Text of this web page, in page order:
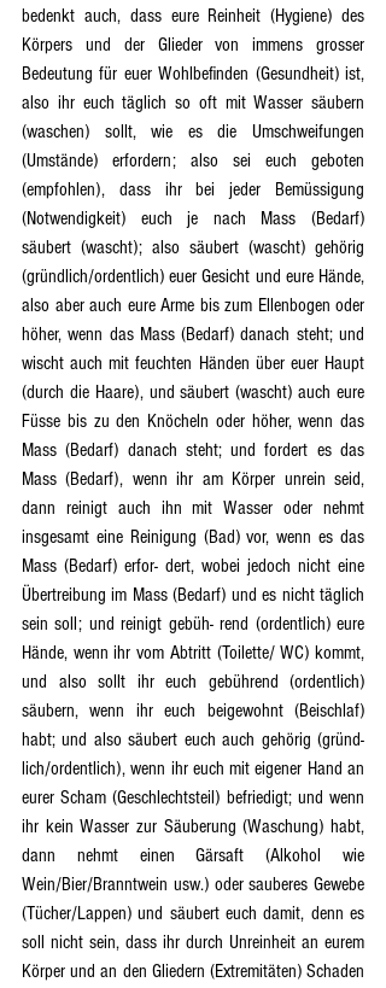
bedenkt auch, dass eure Reinheit (Hygiene) des
Körpers und der Glieder von immens grosser
Bedeutung für euer Wohlbefinden (Gesundheit) ist,
also ihr euch täglich so oft mit Wasser säubern
(waschen) sollt, wie es die Umschweifungen
(Umstände) erfordern; also sei euch geboten
(empfohlen), dass ihr bei jeder Bemüssigung
(Notwendigkeit) euch je nach Mass (Bedarf)
säubert (wascht); also säubert (wascht) gehörig
(gründlich/ordentlich) euer Gesicht und eure Hände,
also aber auch eure Arme bis zum Ellenbogen oder
höher, wenn das Mass (Bedarf) danach steht; und
wischt auch mit feuchten Händen über euer Haupt
(durch die Haare), und säubert (wascht) auch eure
Füsse bis zu den Knöcheln oder höher, wenn das
Mass (Bedarf) danach steht; und fordert es das
Mass (Bedarf), wenn ihr am Körper unrein seid,
dann reinigt auch ihn mit Wasser oder nehmt
insgesamt eine Reinigung (Bad) vor, wenn es das
Mass (Bedarf) erfor- dert, wobei jedoch nicht eine
Übertreibung im Mass (Bedarf) und es nicht täglich
sein soll; und reinigt gebüh- rend (ordentlich) eure
Hände, wenn ihr vom Abtritt (Toilette/ WC) kommt,
und also sollt ihr euch gebührend (ordentlich)
säubern, wenn ihr euch beigewohnt (Beischlaf)
habt; und also säubert euch auch gehörig (gründ-
lich/ordentlich), wenn ihr euch mit eigener Hand an
eurer Scham (Geschlechtsteil) befriedigt; und wenn
ihr kein Wasser zur Säuberung (Waschung) habt,
dann nehmt einen Gärsaft (Alkohol wie
Wein/Bier/Branntwein usw.) oder sauberes Gewebe
(Tücher/Lappen) und säubert euch damit, denn es
soll nicht sein, dass ihr durch Unreinheit an eurem
Körper und an den Gliedern (Extremitäten) Schaden